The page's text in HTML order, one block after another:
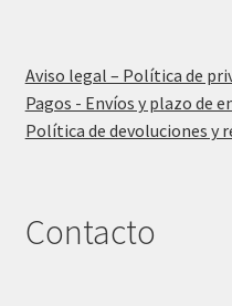
Aviso legal – Política de
Pagos - Envíos y plazo de
Política de devoluciones y
Contacto